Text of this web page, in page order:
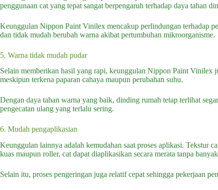
penggunaan cat yang tepat sangat berpengaruh terhadap daya tahan
Keunggulan Nippon Paint Vinilex mencakup perlindungan terhadap
dan tidak mudah berubah warna akibat pertumbuhan mikroorganisme.
5. Warna tidak mudah pudar
Selain memberikan hasil yang rapi, keunggulan Nippon Paint Vinilex
meskipun terkena paparan cahaya maupun perubahan suhu.
Dengan daya tahan warna yang baik, dinding rumah tetap terlihat
pengecatan ulang yang terlalu sering.
6. Mudah pengaplikasian
Keunggulan lainnya adalah kemudahan saat proses aplikasi. Tekstur
kuas maupun roller, cat dapat diaplikasikan secara merata tanpa
Selain itu, proses pengeringan juga relatif cepat sehingga pekerjaan